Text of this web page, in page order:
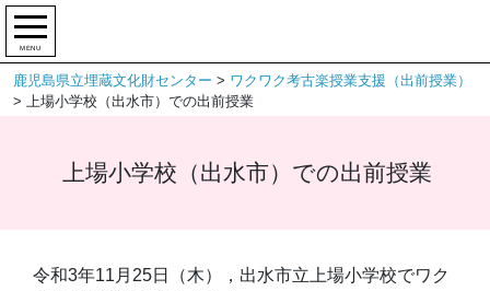
MENU
鹿児島県立埋蔵文化財センター > ワクワク考古楽授業支援（出前授業）
> 上場小学校（出水市）での出前授業
上場小学校（出水市）での出前授業
令和3年11月25日（木），出水市立上場小学校でワク